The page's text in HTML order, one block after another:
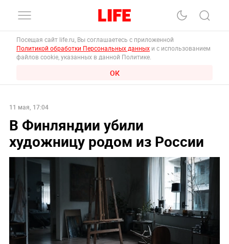
Посещая сайт life.ru, Вы соглашаетесь с приложенной
Политикой обработки Персональных данных и с использованием
файлов cookie, указанных в данной Политике.
ОК
11 мая, 17:04
В Финляндии убили
художницу родом из России